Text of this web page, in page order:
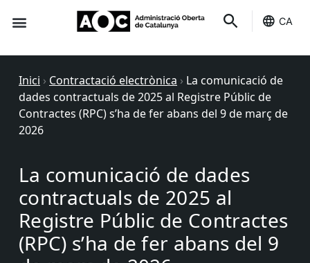
CA
Inici › Contractació electrònica › La comunicació de
dades contractuals de 2025 al Registre Públic de
Contractes (RPC) s’ha de fer abans del 9 de març de
2026
La comunicació de dades
contractuals de 2025 al
Registre Públic de Contractes
(RPC) s’ha de fer abans del 9